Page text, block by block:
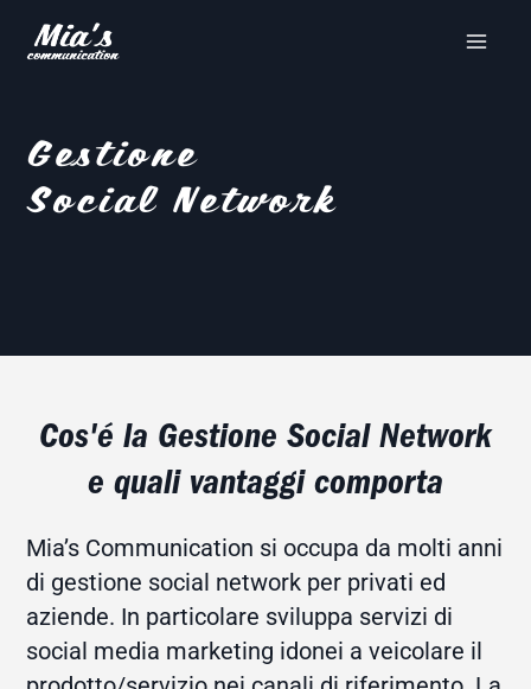
Gestione
Social Network
Cos'é la Gestione Social Network
e quali vantaggi comporta
Mia’s Communication si occupa da molti anni
di gestione social network per privati ed
aziende. In particolare sviluppa servizi di
social media marketing idonei a veicolare il